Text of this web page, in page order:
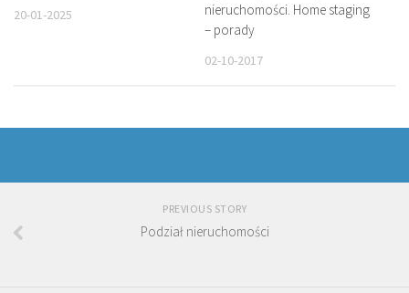
20-01-2025
nieruchomości. Home staging
– porady
02-10-2017
PREVIOUS STORY
Podział nieruchomości